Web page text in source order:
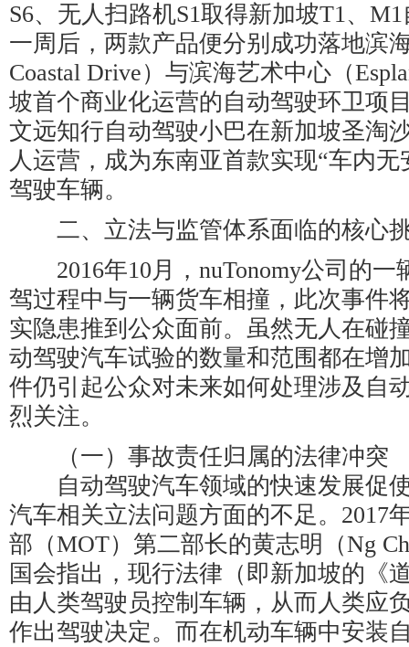
S6、无人扫路机S1取得新加坡T1、
一周后，两款产品便分别成功落地滨
Coastal Drive）与滨海艺术中心（
坡首个商业化运营的自动驾驶环卫项
文远知行自动驾驶小巴在新加坡圣淘
人运营，成为东南亚首款实现“车内
驾驶车辆。
二、立法与监管体系面临的核心
2016年10月，nuTonomy公司的一
驾过程中与一辆货车相撞，此次事件
实隐患推到公众面前。虽然无人在碰
动驾驶汽车试验的数量和范围都在增
件仍引起公众对未来如何处理涉及自
烈关注。
（一）事故责任归属的法律冲突
自动驾驶汽车领域的快速发展促
汽车相关立法问题方面的不足。2017
部（MOT）第二部长的黄志明（Ng
国会指出，现行法律（即新加坡的《
由人类驾驶员控制车辆，从而人类应
作出驾驶决定。而在机动车辆中安装